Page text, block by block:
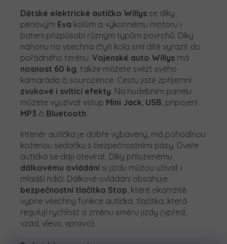
Dětské elektrické autíčko Willys se díky
pěnovým Eva kolům a výkonnému motoru i
baterii přizpůsobí různým typům povrchů. Díky
náhonu na všechna čtyři kola smí dítě vyrazit do
pořádného terénu. Vojenské auto Willys má
nosnost 60 kg, takže můžete svézt svého
kamaráda či sourozence. Cestu jistě zpříjemní
zvukové i svítící efekty. Na hudebním panelu
můžete využívat vstup Mini Jack, USB, připojení
MP3 či Bluetooth.
Interiér autíčka je dobře vybavený, má pohodlnou
koženou sedačku s bezpečnostními pásy. Dveře
autíčka se dají otevírat. Díky přiloženému
dálkovému ovládání si jízdu můžou užívat i
mladší řidiči. Dálkové ovládání obsahuje
bezpečnostní tlačítko Stop, které okamžitě
vypne všechny funkce autíčka, tlačítka, která
regulují rychlost a změnu směru jízdy (vpřed,
vzad, vlevo, vpravo).